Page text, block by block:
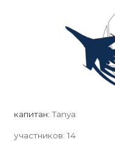
капитан: Tanya
участников:14